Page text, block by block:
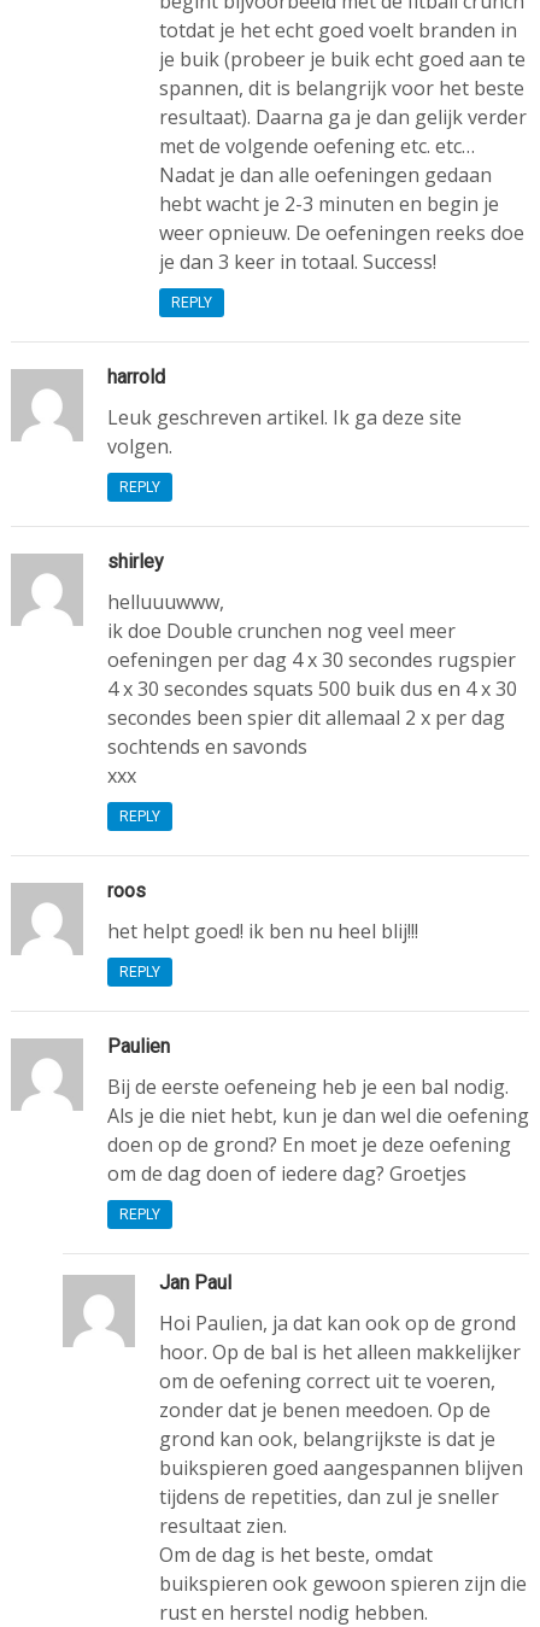
totdat je het echt goed voelt branden in
je buik (probeer je buik echt goed aan te
spannen, dit is belangrijk voor het beste
resultaat). Daarna ga je dan gelijk verder
met de volgende oefening etc. etc…
Nadat je dan alle oefeningen gedaan
hebt wacht je 2-3 minuten en begin je
weer opnieuw. De oefeningen reeks doe
je dan 3 keer in totaal. Success!
REPLY
harrold
Leuk geschreven artikel. Ik ga deze site
volgen.
REPLY
shirley
helluuuwww,
ik doe Double crunchen nog veel meer
oefeningen per dag 4 x 30 secondes rugspier
4 x 30 secondes squats 500 buik dus en 4 x 30
secondes been spier dit allemaal 2 x per dag
sochtends en savonds
xxx
REPLY
roos
het helpt goed! ik ben nu heel blij!!!
REPLY
Paulien
Bij de eerste oefeneing heb je een bal nodig.
Als je die niet hebt, kun je dan wel die oefening
doen op de grond? En moet je deze oefening
om de dag doen of iedere dag? Groetjes
REPLY
Jan Paul
Hoi Paulien, ja dat kan ook op de grond
hoor. Op de bal is het alleen makkelijker
om de oefening correct uit te voeren,
zonder dat je benen meedoen. Op de
grond kan ook, belangrijkste is dat je
buikspieren goed aangespannen blijven
tijdens de repetities, dan zul je sneller
resultaat zien.
Om de dag is het beste, omdat
buikspieren ook gewoon spieren zijn die
rust en herstel nodig hebben.